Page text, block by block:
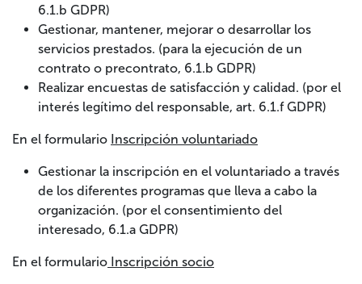
6.1.b GDPR)
Gestionar, mantener, mejorar o desarrollar los
servicios prestados. (para la ejecución de un
contrato o precontrato, 6.1.b GDPR)
Realizar encuestas de satisfacción y calidad. (por el
interés legítimo del responsable, art. 6.1.f GDPR)
En el formulario Inscripción voluntariado
Gestionar la inscripción en el voluntariado a través
de los diferentes programas que lleva a cabo la
organización. (por el consentimiento del
interesado, 6.1.a GDPR)
En el formulario Inscripción socio